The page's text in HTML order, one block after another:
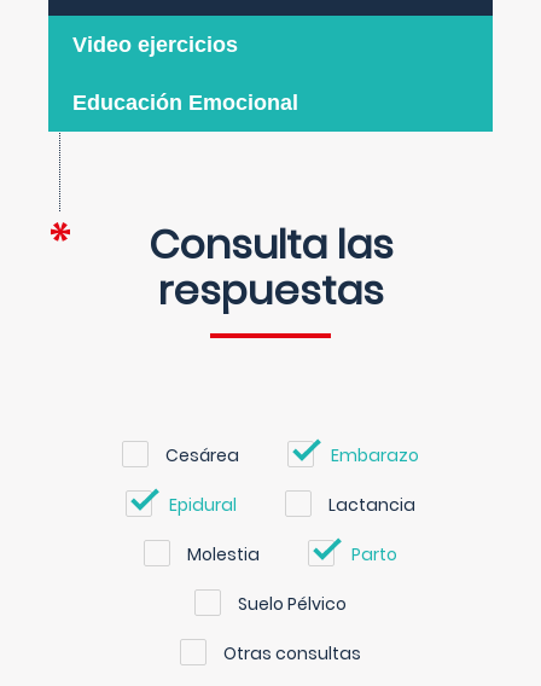
Video ejercicios
Educación Emocional
Consulta las
respuestas
Cesárea Embarazo
Epidural Lactancia
Molestia Parto
Suelo Pélvico
Otras consultas